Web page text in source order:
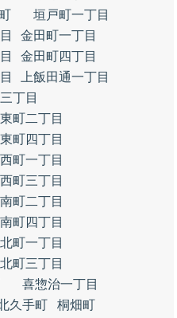
垣戸町一丁目
金田町一丁目
金田町四丁目
上飯田通一丁目
丁目
東町二丁目
東町四丁目
西町一丁目
西町三丁目
南町二丁目
南町四丁目
北町一丁目
北町三丁目
喜惣治一丁目
久手町
桐畑町